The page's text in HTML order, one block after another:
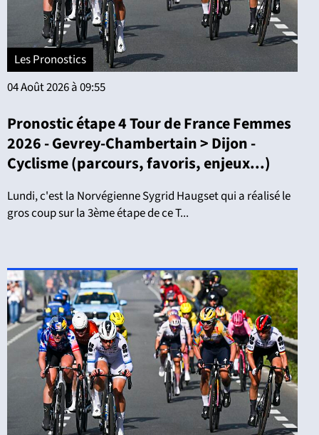
Les Pronostics
04 Août 2026 à 09:55
Pronostic étape 4 Tour de France Femmes
2026 - Gevrey-Chambertain > Dijon -
Cyclisme (parcours, favoris, enjeux...)
Lundi, c'est la Norvégienne Sygrid Haugset qui a réalisé le
gros coup sur la 3ème étape de ce T...